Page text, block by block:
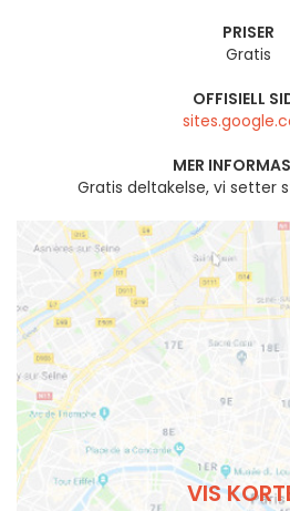
PRISER
Gratis
OFFISIELL
MER
Gratis deltakelse, vi setter
VIS